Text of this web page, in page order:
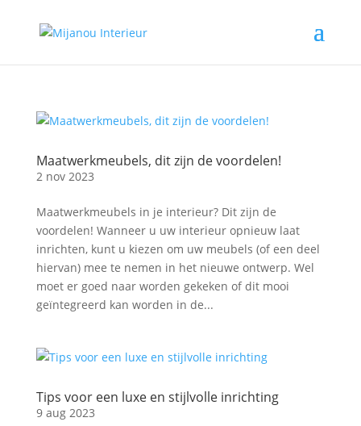
Maatwerkmeubels, dit zijn de voordelen!
2 nov 2023
Maatwerkmeubels in je interieur? Dit zijn de
voordelen! Wanneer u uw interieur opnieuw laat
inrichten, kunt u kiezen om uw meubels (of een deel
hiervan) mee te nemen in het nieuwe ontwerp. Wel
moet er goed naar worden gekeken of dit mooi
geïntegreerd kan worden in de...
Tips voor een luxe en stijlvolle inrichting
9 aug 2023